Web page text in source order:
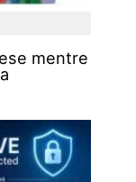
mentre